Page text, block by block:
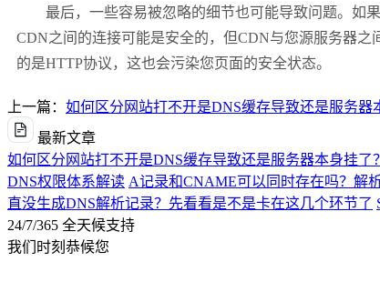
最后，一些容易被忽略的细节也可能导致问题。如
CDN之间的连接可能是安全的，但CDN与您源服务器之
的是HTTP协议，这也会污染您页面的安全状态。
上一篇： 如何区分网站打不开是DNS缓存导致还是服务器
最新文章
如何区分网站打不开是DNS缓存导致还是服务器本身挂了
DNS权限体系解读 A记录和CNAME可以同时存在吗？解
直没生成DNS解析记录？先看看是不是卡在这几个环节了
24/7/365 全天候支持
我们时刻恭候您